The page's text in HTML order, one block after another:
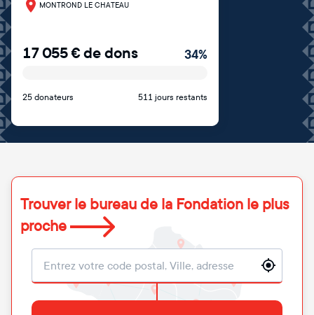
MONTROND LE CHATEAU
17 055€de dons 34%
25 donateurs 511 jours restants
Trouver le bureau de la Fondation le plus
proche
Localisation